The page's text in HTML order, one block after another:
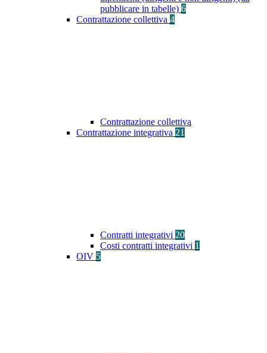
pubblicare in tabelle) 6
Contrattazione collettiva 4
Contrattazione collettiva
Contrattazione integrativa 21
Contratti integrativi 20
Costi contratti integrativi 1
OIV 5